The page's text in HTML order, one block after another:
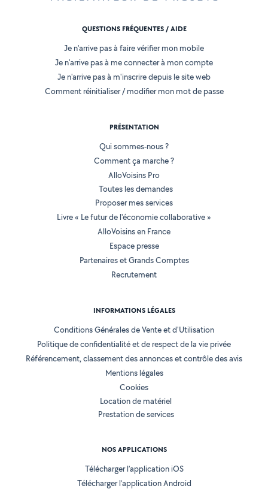
QUESTIONS FRÉQUENTES / AIDE
Je n'arrive pas à faire vérifier mon mobile
Je n'arrive pas à me connecter à mon compte
Je n'arrive pas à m'inscrire depuis le site web
Comment réinitialiser / modifier mon mot de passe
PRÉSENTATION
Qui sommes-nous ?
Comment ça marche ?
AlloVoisins Pro
Toutes les demandes
Proposer mes services
Livre « Le futur de l'économie collaborative »
AlloVoisins en France
Espace presse
Partenaires et Grands Comptes
Recrutement
INFORMATIONS LÉGALES
Conditions Générales de Vente et d'Utilisation
Politique de confidentialité et de respect de la vie privée
Référencement, classement des annonces et contrôle des avis
Mentions légales
Cookies
Location de matériel
Prestation de services
NOS APPLICATIONS
Télécharger l’application iOS
Télécharger l’application Android